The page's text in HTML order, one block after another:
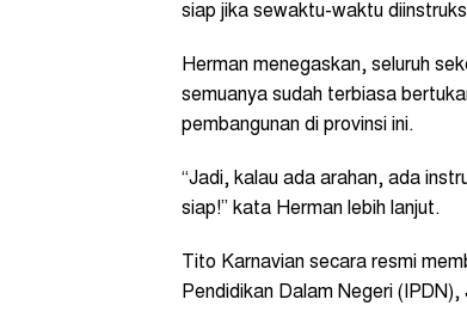
siap jika sewaktu-waktu
Herman menegaskan, seluruh
semuanya sudah terbiasa
pembangunan di provinsi ini.
“Jadi, kalau ada arahan, ada
siap!” kata Herman lebih lanjut.
Tito Karnavian secara resmi
Pendidikan Dalam Negeri